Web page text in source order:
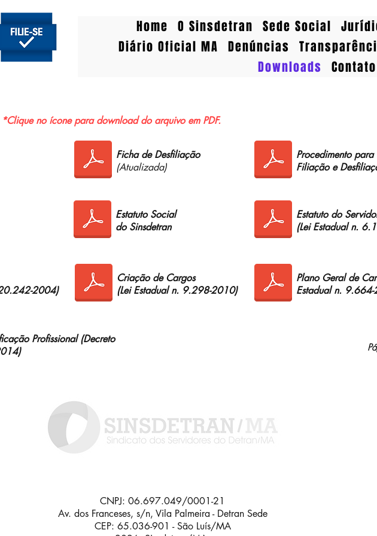
Home O Sinsdetran Sede Social
Diário Oficial MA Denúncias
Downloads
Contato
*Clique no ícone para download do arquivo em PDF.
Ficha de Desfiliação
(Atualizada)
Procedimento para
Filiação e
Estatuto Social
do Sinsdetran
Estatuto do
(Lei Estadual n.
2004)
Criação de Cargos
(Lei Estadual n. 9.298-2010)
Plano Geral de
Estadual n.
Profissional (Decreto
CNPJ: 06.697.049/0001-21
Av. dos Franceses, s/n, Vila Palmeira - Detran Sede
CEP: 65.036-901 - São Luís/MA